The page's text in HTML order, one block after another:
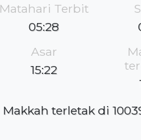
Matahari Terbit
05:28
Asar
15:22
Makkah terletak di